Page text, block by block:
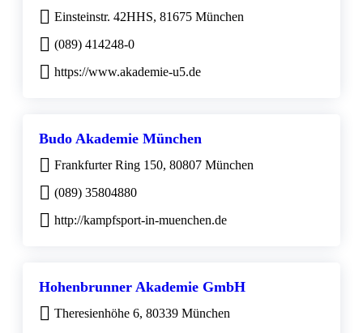
Einsteinstr. 42HHS, 81675 München
(089) 414248-0
https://www.akademie-u5.de
Budo Akademie München
Frankfurter Ring 150, 80807 München
(089) 35804880
http://kampfsport-in-muenchen.de
Hohenbrunner Akademie GmbH
Theresienhöhe 6, 80339 München